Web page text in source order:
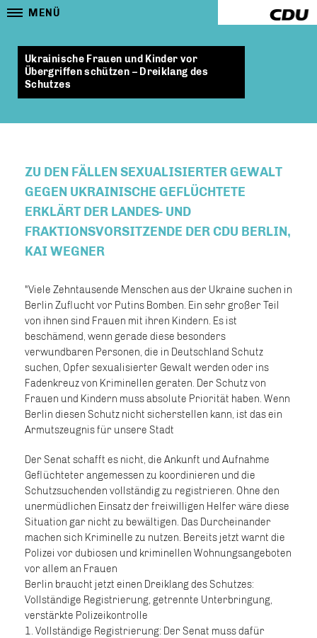
MENÜ
Ukrainische Frauen und Kinder vor
Übergriffen schützen – Dreiklang des
Schutzes
ZU DEN FÄLLEN SEXUALISIERTER GEWALT
GEGEN UKRAINISCHE GEFLÜCHTETE
ERKLÄRT DER LANDES- UND
FRAKTIONSVORSITZENDE DER CDU BERLIN,
KAI WEGNER
"Viele Zehntausende Menschen aus der Ukraine suchen in
Berlin Zuflucht vor Putins Bomben. Ein sehr großer Teil
von ihnen sind Frauen mit ihren Kindern. Es ist
beschämend, wenn gerade diese besonders
verwundbaren Personen, die in Deutschland Schutz
suchen, Opfer sexualisierter Gewalt werden oder ins
Fadenkreuz von Kriminellen geraten. Der Schutz von
Frauen und Kindern muss absolute Priorität haben. Wenn
Berlin diesen Schutz nicht sicherstellen kann, ist das ein
Armutszeugnis für unsere Stadt
Der Senat schafft es nicht, die Ankunft und Aufnahme
Geflüchteter angemessen zu koordinieren und die
Schutzsuchenden vollständig zu registrieren. Ohne den
unermüdlichen Einsatz der freiwilligen Helfer wäre diese
Situation gar nicht zu bewältigen. Das Durcheinander
machen sich Kriminelle zu nutzen. Bereits jetzt warnt die
Polizei vor dubiosen und kriminellen Wohnungsangeboten
vor allem an Frauen
Berlin braucht jetzt einen Dreiklang des Schutzes:
Vollständige Registrierung, getrennte Unterbringung,
verstärkte Polizeikontrolle
1. Vollständige Registrierung: Der Senat muss dafür